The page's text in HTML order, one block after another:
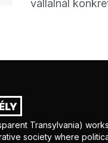
vállalnál
Transylvania)
society where